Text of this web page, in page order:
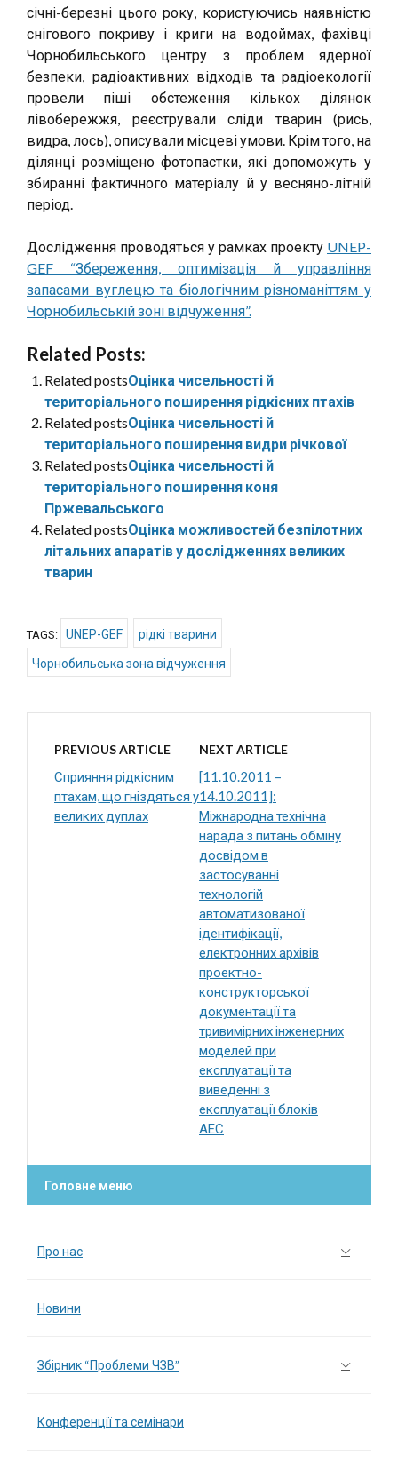
січні-березні цього року, користуючись наявністю
снігового покриву і криги на водоймах, фахівці
Чорнобильського центру з проблем ядерної
безпеки, радіоактивних відходів та радіоекології
провели піші обстеження кількох ділянок
лівобережжя, реєстрували сліди тварин (рись,
видра, лось), описували місцеві умови. Крім того, на
ділянці розміщено фотопастки, які допоможуть у
збиранні фактичного матеріалу й у весняно-літній
період.
Дослідження проводяться у рамках проекту UNEP-
GEF “Збереження, оптимізація й управління
запасами вуглецю та біологічним різноманіттям у
Чорнобильській зоні відчуження”.
Related Posts:
Related postsОцінка чисельності й
територіального поширення рідкісних птахів
Related postsОцінка чисельності й
територіального поширення видри річкової
Related postsОцінка чисельності й
територіального поширення коня
Пржевальського
Related postsОцінка можливостей безпілотних
літальних апаратів у дослідженнях великих
тварин
TAGS: UNEP-GEF рідкі тварини
Чорнобильська зона відчуження
PREVIOUS ARTICLE
Сприяння рідкісним
птахам, що гніздяться у
великих дуплах
NEXT ARTICLE
[11.10.2011 –
14.10.2011]:
Міжнародна технічна
нарада з питань обміну
досвідом в
застосуванні
технологій
автоматизованої
ідентифікації,
електронних архівів
проектно-
конструкторської
документації та
тривимірних інженерних
моделей при
експлуатації та
виведенні з
експлуатації блоків
АЕС
Головне меню
Про нас
Новини
Збірник “Проблеми ЧЗВ”
Конференції та семінари